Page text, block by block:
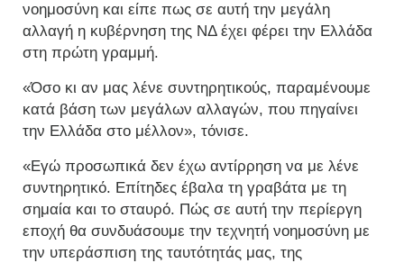
νοημοσύνη και είπε πως σε αυτή την μεγάλη
αλλαγή η κυβέρνηση της ΝΔ έχει φέρει την Ελλάδα
στη πρώτη γραμμή.
«Όσο κι αν μας λένε συντηρητικούς, παραμένουμε
κατά βάση των μεγάλων αλλαγών, που πηγαίνει
την Ελλάδα στο μέλλον», τόνισε.
«Εγώ προσωπικά δεν έχω αντίρρηση να με λένε
συντηρητικό. Επίτηδες έβαλα τη γραβάτα με τη
σημαία και το σταυρό. Πώς σε αυτή την περίεργη
εποχή θα συνδυάσουμε την τεχνητή νοημοσύνη με
την υπεράσπιση της ταυτότητάς μας, της